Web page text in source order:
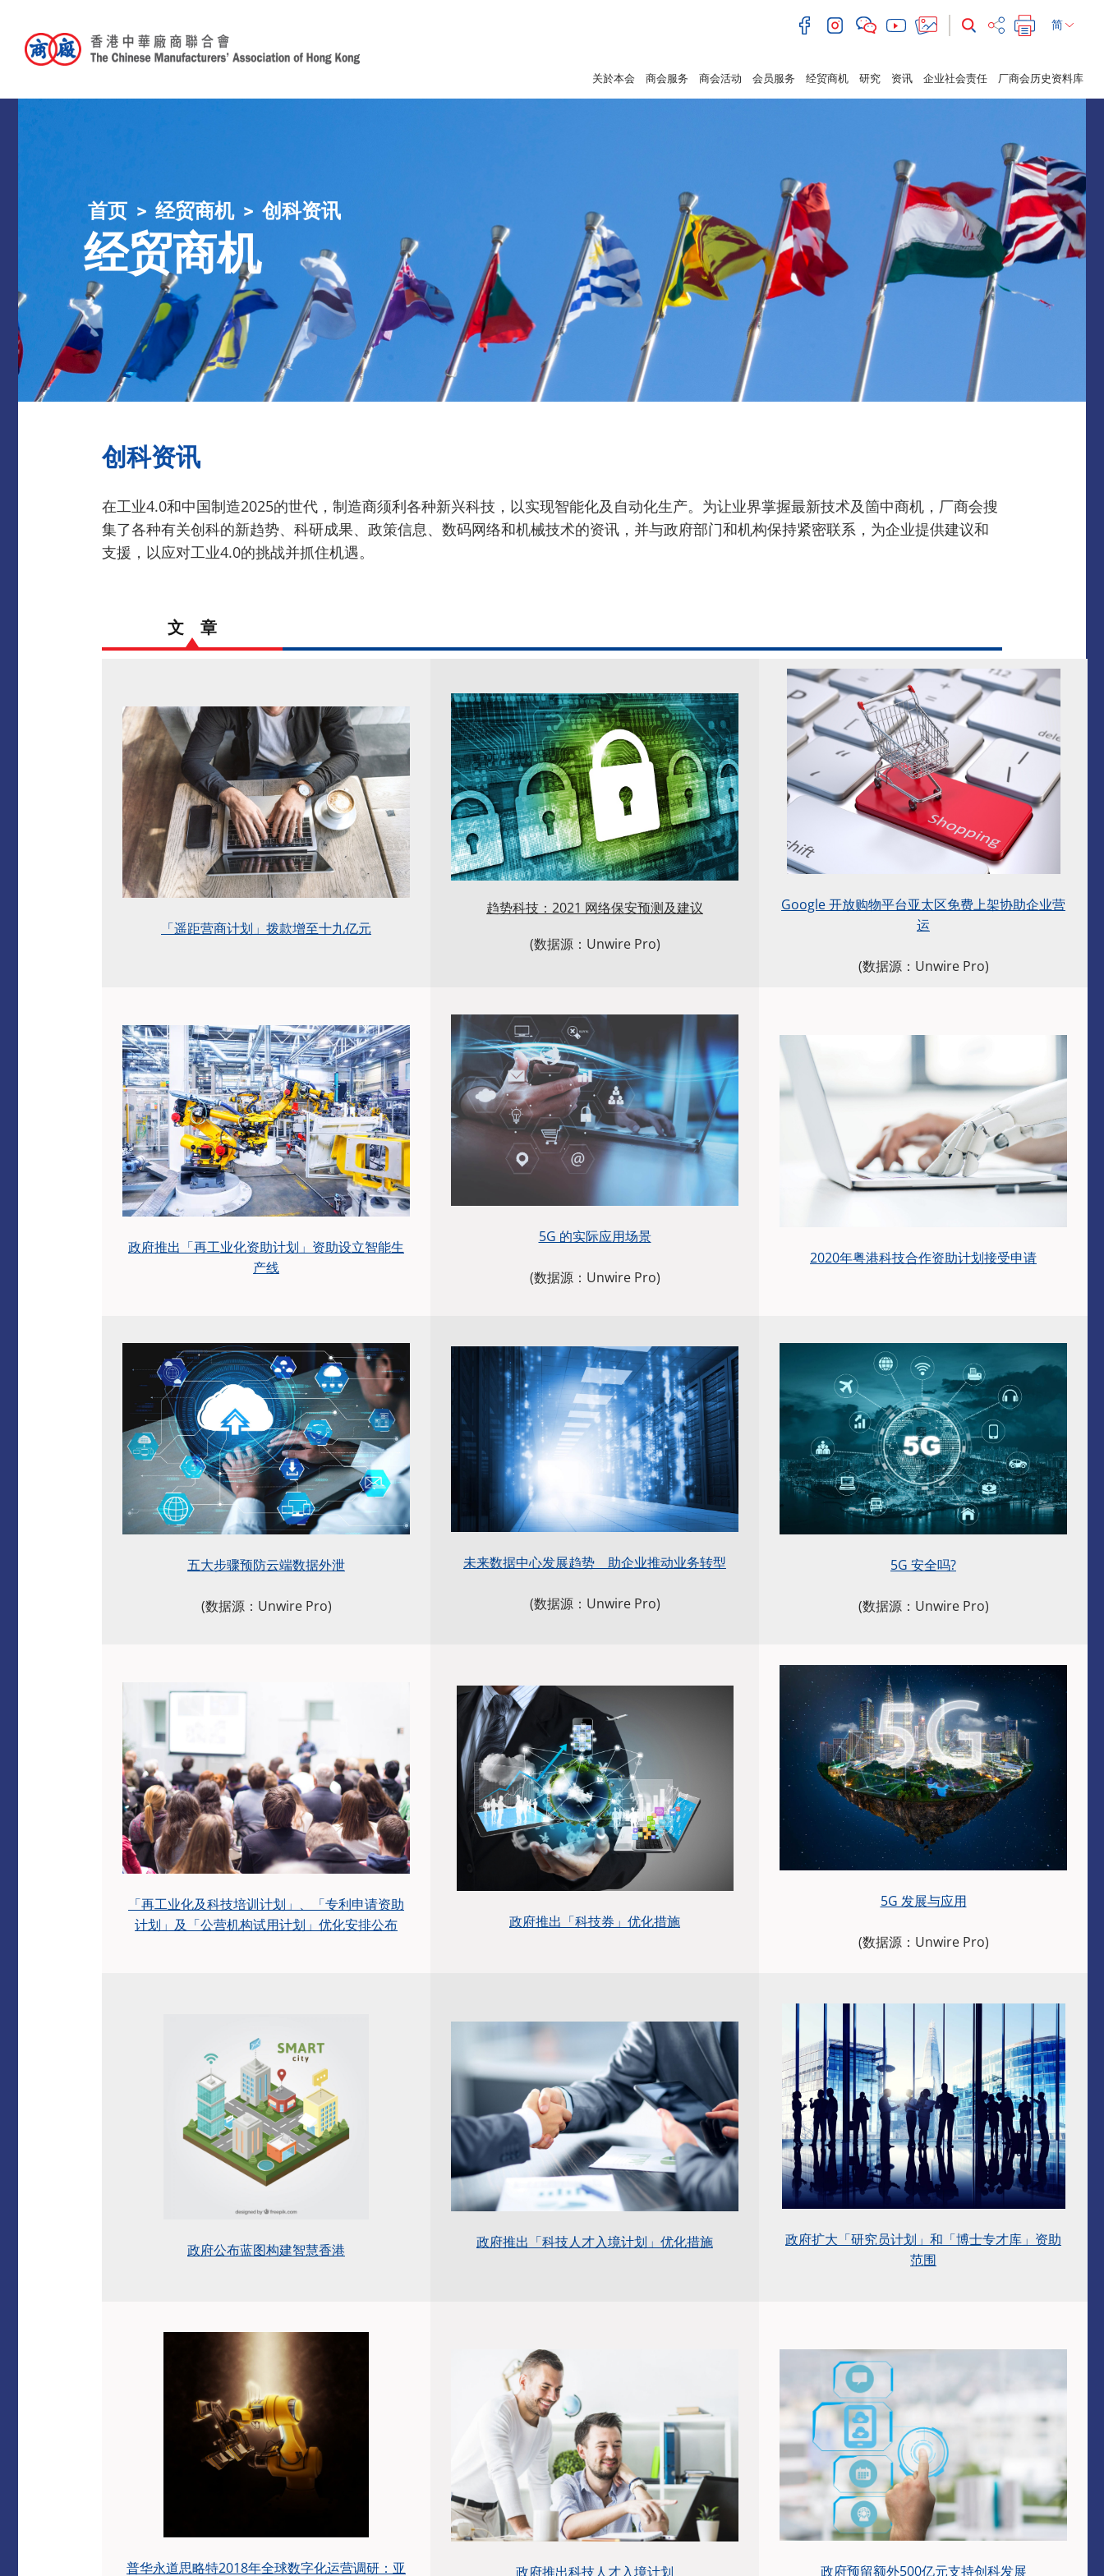
简
关於本会 商会服务 商会活动 会员服务 经贸商机 研究 资讯 企业社会责任 厂商会历史资料库
首页 经贸商机 创科资讯
经贸商机
创科资讯
在工业4.0和中国制造2025的世代，制造商须利各种新兴科技，以实现智能化及自动化生产。为让业界掌握最新技术及箇中商机，厂商会搜
集了各种有关创科的新趋势、科研成果、政策信息、数码网络和机械技术的资讯，并与政府部门和机构保持紧密联系，为企业提供建议和
支援，以应对工业4.0的挑战并抓住机遇。
文 章
「遥距营商计划」拨款增至十九亿元
趋势科技：2021 网络保安预测及建议
(数据源：Unwire Pro)
Google 开放购物平台亚太区免费上架协助企业营
运
(数据源：Unwire Pro)
政府推出「再工业化资助计划」资助设立智能生
产线
5G 的实际应用场景
(数据源：Unwire Pro)
2020年粤港科技合作资助计划接受申请
五大步骤预防云端数据外泄
(数据源：Unwire Pro)
未来数据中心发展趋势 助企业推动业务转型
(数据源：Unwire Pro)
5G 安全吗?
(数据源：Unwire Pro)
「再工业化及科技培训计划」、「专利申请资助
计划」及「公营机构试用计划」优化安排公布
政府推出「科技券」优化措施
5G 发展与应用
(数据源：Unwire Pro)
政府公布蓝图构建智慧香港 政府推出「科技人才入境计划」优化措施
政府扩大「研究员计划」和「博士专才库」资助
范围
普华永道思略特2018年全球数字化运营调研：亚 政府推出科技人才入境计划 政府预留额外500亿元支持创科发展